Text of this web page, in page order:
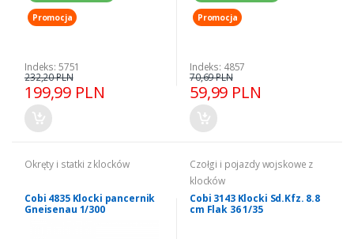
Promocja
Indeks: 5751
199,99 PLN
232,20 PLN
Promocja
Indeks: 4857
59,99 PLN
70,69 PLN
Okręty i statki z klocków
Cobi 4835 Klocki pancernik
Gneisenau 1/300
Czołgi i pojazdy wojskowe z
klocków
Cobi 3143 Klocki Sd.Kfz. 8.8
cm Flak 36 1/35